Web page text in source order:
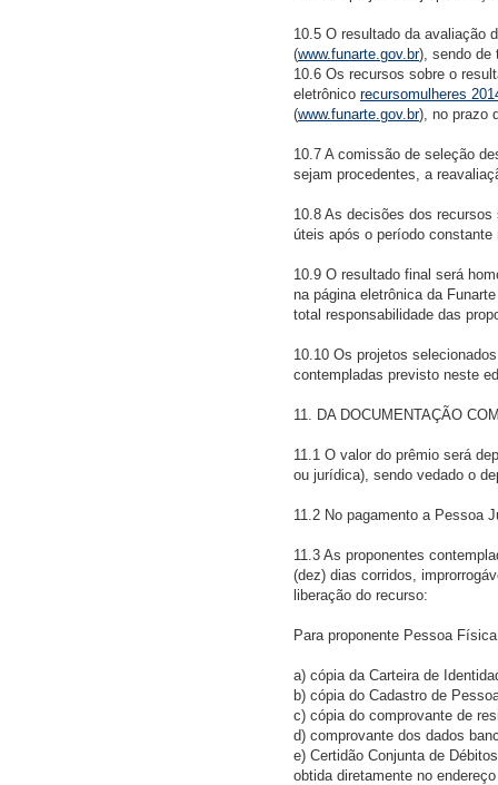
10.5 O resultado da avaliação
(www.funarte.gov.br), sendo de
10.6 Os recursos sobre o
eletrônico recursomulheres
(www.funarte.gov.br), no prazo
10.7 A comissão de seleção
sejam procedentes, a
10.8 As decisões dos
úteis após o período constante
10.9 O resultado final será
na página eletrônica da
total responsabilidade das
10.10 Os projetos
contempladas previsto neste
11. DA DOCUMENTAÇÃO
11.1 O valor do prêmio será
ou jurídica), sendo vedado o
11.2 No pagamento a Pessoa
11.3 As proponentes
(dez) dias corridos,
liberação do recurso:
Para proponente Pessoa
a) cópia da Carteira de
b) cópia do Cadastro de
c) cópia do comprovante de
d) comprovante dos dados
e) Certidão Conjunta de
obtida diretamente no